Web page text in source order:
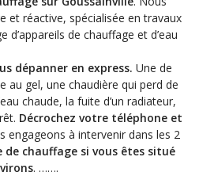
et réactive, spécialisée en travaux
d’appareils de chauffage et d’eau
dépanner en express. Une de
au gel, une chaudière qui perd de
chaude, la fuite d’un radiateur,
Décrochez votre téléphone et
engageons à intervenir dans les 2
de chauffage si vous êtes situé
. …….